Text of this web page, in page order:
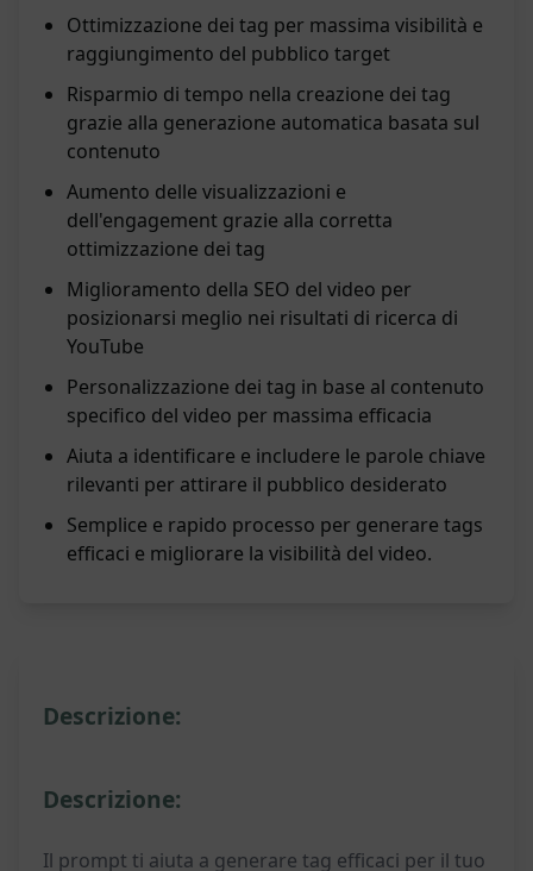
Ottimizzazione dei tag per massima visibilità e
raggiungimento del pubblico target
Risparmio di tempo nella creazione dei tag
grazie alla generazione automatica basata sul
contenuto
Aumento delle visualizzazioni e
dell'engagement grazie alla corretta
ottimizzazione dei tag
Miglioramento della SEO del video per
posizionarsi meglio nei risultati di ricerca di
YouTube
Personalizzazione dei tag in base al contenuto
specifico del video per massima efficacia
Aiuta a identificare e includere le parole chiave
rilevanti per attirare il pubblico desiderato
Semplice e rapido processo per generare tags
efficaci e migliorare la visibilità del video.
Descrizione:
Descrizione:
Il prompt ti aiuta a generare tag efficaci per il tuo